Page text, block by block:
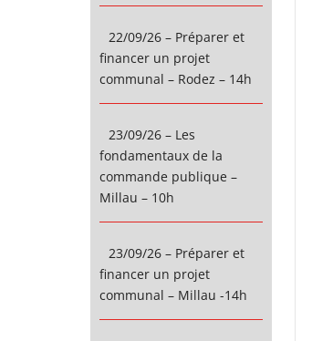
22/09/26 – Préparer et
financer un projet
communal – Rodez – 14h
23/09/26 – Les
fondamentaux de la
commande publique –
Millau – 10h
23/09/26 – Préparer et
financer un projet
communal – Millau -14h